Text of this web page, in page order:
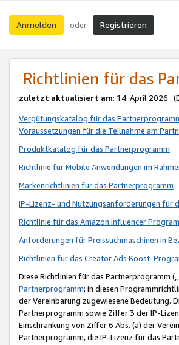
Anmelden oder Registrieren
Richtlinien für das
zuletzt aktualisiert am: 14. April 2026
Vergütungskatalog für das
Voraussetzungen für die Teilnahme am
Produktkatalog für das Partnerprogramm
Richtlinie für Mobile Anwendungen im
Markenrichtlinien für das Partnerprogramm
IP-Lizenz- und Nutzungsanforderungen für
Richtlinie für das Amazon Influencer
Anforderungen für Preissuchmaschinen in
Richtlinien für das Creator Ads Boost-
Diese Richtlinien für das Partnerprogramm („
Partnerprogramm; in diesen
der Vereinbarung zugewiesene Bedeutung.
Partnerprogramm sowie Ziffer 3 der IP-
Einschränkung von Ziffer 6 Abs. (a) der
Partnerprogramm, die IP-Lizenz für das